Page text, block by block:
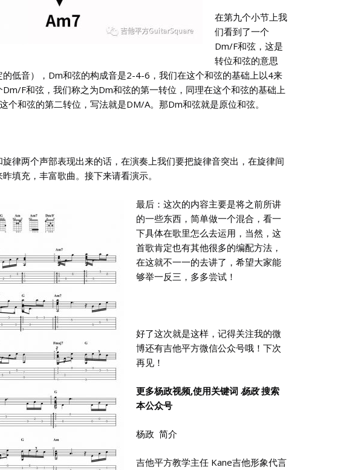
在第九个小节上我
们看到了一个
Dm/F和弦，这是
转位和弦的意思
的低音），Dm和弦的构成音是2-4-6，我们在这个和弦的基础上以4来
F和弦，我们称之为Dm和弦的第一转位，同理在这个和弦的基础上
个和弦的第二转位，写法就是DM/A。那Dm和弦就是原位和弦。
律两个声部表现出来的话，在演奏上我们要把旋律音突出，在旋律间
填充，丰富歌曲。接下来请看演示。
最后：这次的内容主要是将之前所讲
的一些东西，简单做一个混合，看一
下具体在歌里怎么去运用，当然，这
首歌肯定也有其他很多的编配方法，
在这就不一一的去讲了，希望大家能
够举一反三，多多尝试！
好了这次就是这样，记得关注我的微
博还有吉他平方微信公众号哦！下次
再见！
更多杨政视频,使用关键词 杨政搜索
本公众号
杨政 简介
吉他平方教学主任 Kane吉他形象代言